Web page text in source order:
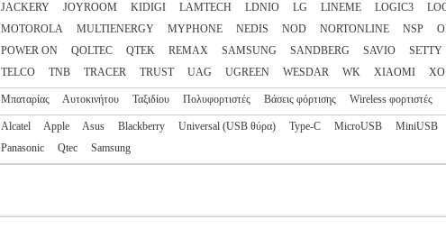
JACKERY
JOYROOM KIDIGI LAMTECH LDNIO LG LINEME LOGIC3
MOTOROLA
MULTIENERGY MYPHONE NEDIS NOD NORTONLINE NSP
POWER ON
QOLTEC QTEK REMAX SAMSUNG SANDBERG SAVIO SETTY
TELCO
TNB TRACER TRUST UAG UGREEN WESDAR WK XIAOMI XO
Μπαταρίας Αυτοκινήτου Ταξιδίου Πολυφορτιστές Βάσεις φόρτισης Wireless φορτιστές
Alcatel Apple Asus Blackberry Universal (USB θύρα) Type-C MicroUSB MiniUSB
Panasonic
Qtec Samsung